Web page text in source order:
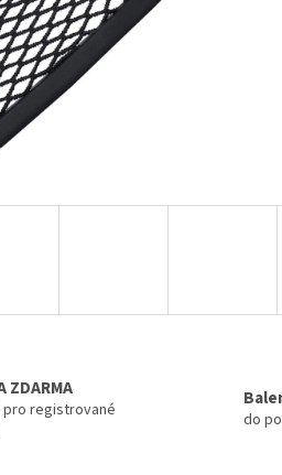
ZDARMA
pro registrované
do